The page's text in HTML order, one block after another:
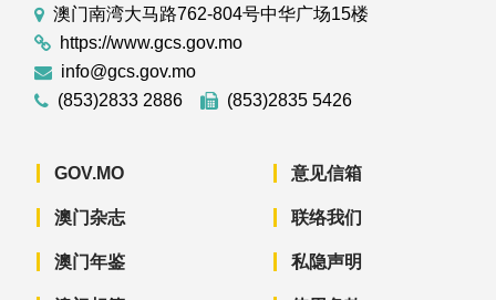
澳门南湾大马路762-804号中华广场15楼
https://www.gcs.gov.mo
info@gcs.gov.mo
(853)2833 2886
(853)2835 5426
GOV.MO
澳门杂志
澳门年鉴
意见信箱
联络我们
私隐声明